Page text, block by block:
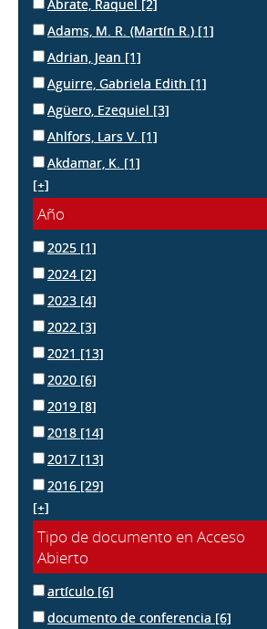
Abrate, Raquel [2]
Adams, M. R. (Martín R.) [1]
Adrian, Jean [1]
Aguirre, Gabriela Edith [1]
Agüero, Ezequiel [3]
Ahlfors, Lars V. [1]
Akdamar, K. [1]
[+]
Año
2025 [1]
2024 [2]
2023 [4]
2022 [3]
2021 [13]
2020 [6]
2019 [8]
2018 [14]
2017 [13]
2016 [29]
[+]
Tipo de documento en Acceso
Abierto
artículo [6]
documento de conferencia [6]